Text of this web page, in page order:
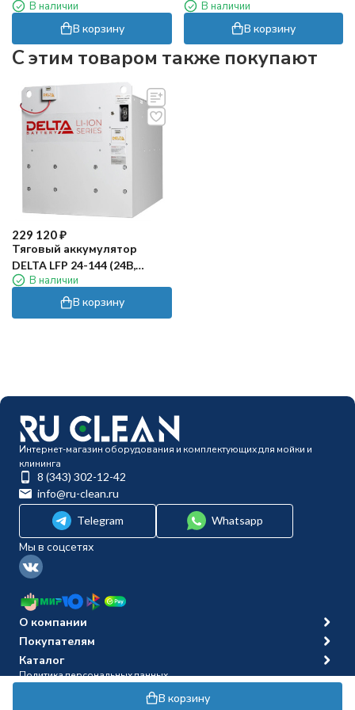
В корзину
12 (24В, 20А, Gel/AGM)
В наличии
В корзину
15 (24В, 15А, Gel/AGM)
В наличии
В корзину
C этим товаром также покупают
229 120₽
Тяговый аккумулятор
DELTA LFP 24-144 (24В,
144Ач, Li-ion)
В наличии
В корзину
Интернет-магазин оборудования и комплектующих для мойки и
клининга
8 (343) 302-12-42
info@ru-clean.ru
Telegram
Whatsapp
Мы в соцсетях
О компании
Покупателям
Каталог
Политика персональных данных